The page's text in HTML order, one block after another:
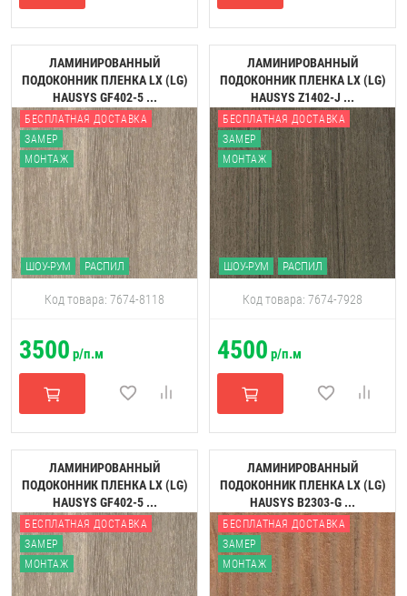
ЛАМИНИРОВАННЫЙ
ПОДОКОННИК ПЛЕНКА LX (LG)
HAUSYS GF402-5 ...
БЕСПЛАТНАЯ ДОСТАВКА
ЗАМЕР
МОНТАЖ
ШОУ-РУМ РАСПИЛ
Код товара: 7674-8118
3500 р/п.м
ЛАМИНИРОВАННЫЙ
ПОДОКОННИК ПЛЕНКА LX (LG)
HAUSYS Z1402-J ...
БЕСПЛАТНАЯ ДОСТАВКА
ЗАМЕР
МОНТАЖ
ШОУ-РУМ РАСПИЛ
Код товара: 7674-7928
4500 р/п.м
ЛАМИНИРОВАННЫЙ
ПОДОКОННИК ПЛЕНКА LX (LG)
HAUSYS GF402-5 ...
БЕСПЛАТНАЯ ДОСТАВКА
ЗАМЕР
МОНТАЖ
ЛАМИНИРОВАННЫЙ
ПОДОКОННИК ПЛЕНКА LX (LG)
HAUSYS B2303-G ...
БЕСПЛАТНАЯ ДОСТАВКА
ЗАМЕР
МОНТАЖ